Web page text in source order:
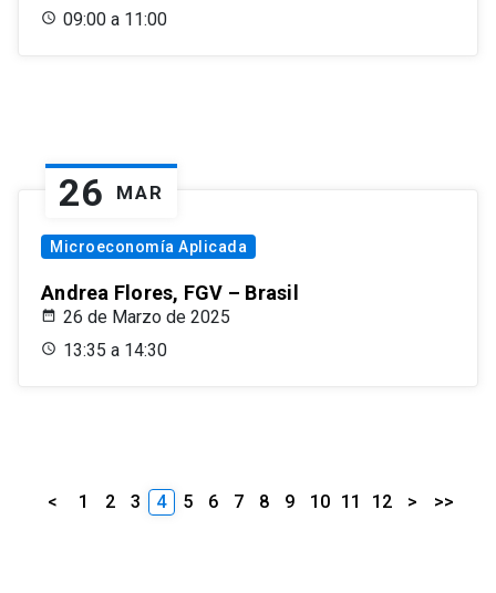
09:00 a 11:00
26 MAR
Microeconomía Aplicada
Andrea Flores, FGV – Brasil
26 de Marzo de 2025
13:35 a 14:30
< 1 2 3 4 5 6 7 8 9 10 11 12 > >>